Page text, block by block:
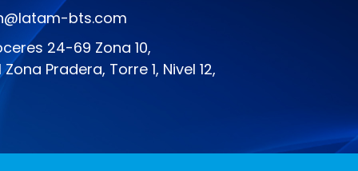
bts.com
24-69 Zona 10,
Pradera, Torre 1, Nivel 12,